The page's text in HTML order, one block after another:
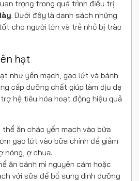
trọng trong quá trình điều trị
. Dưới đây là danh sách những
cho người lớn và trẻ nhỏ bị trào
hạt
như yến mạch, gạo lứt và bánh
cấp dưỡng chất giúp làm dịu dạ
hệ tiêu hóa hoạt động hiệu quả
ăn cháo yến mạch vào bữa
gạo lứt vào bữa chính để giảm
nóng, ợ chua.
ăn bánh mì nguyên cám hoặc
với sữa để bổ sung dinh dưỡng